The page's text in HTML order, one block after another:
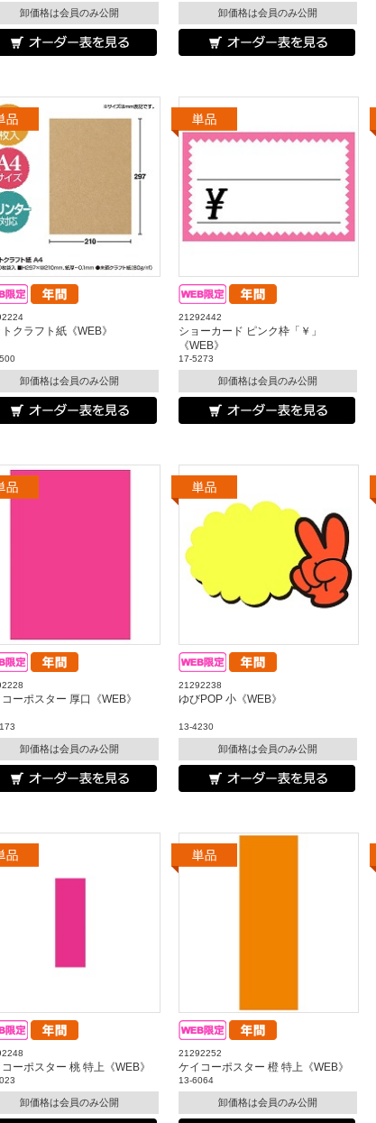
卸価格は会員のみ公開 卸価格は会員のみ公開
クラフト紙《WEB》
卸価格は会員のみ公開
21292442
ショーカード ピンク枠「￥」
《WEB》
17-5273
卸価格は会員のみ公開
ーポスター 厚口《WEB》
卸価格は会員のみ公開
21292238
ゆびPOP 小《WEB》
13-4230
卸価格は会員のみ公開
ーポスター 桃 特上《WEB》
卸価格は会員のみ公開
21292252
ケイコーポスター 橙 特上《WEB》
13-6064
卸価格は会員のみ公開